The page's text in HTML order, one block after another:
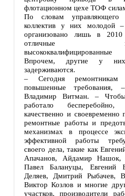
флотационном цехе ТОФ
По словам управляющего
коллектив у них молодой –
организовано лишь в
отличные
Впрочем, другие у
задерживаются.
– Сегодня ремонтникам
повышенные требования,
Владимир Витман. – Чтобы
работало
качественно и своевременно
ремонтные работы и
механизмах в процессе
эффективной работы
своего дела, такие как
Апачанов, Айдамир Нашок,
Павел Балануцы, Евгений
Деляев, Дмитрий Рыбачев,
Виктор Козлов и многие
участков, производители